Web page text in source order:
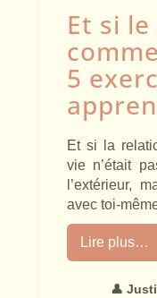
Et si
5
Et si la
vie n’était
l’extérieur,
avec toi-
Lire plus…
👤